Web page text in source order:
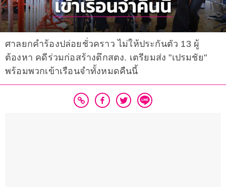
ศาลยกคำร้องปล่อยชั่วคราว ไม่ให้ประกันตัว 13 ผู้
ต้องหา คดีร่วมก่อสร้างตึกสตง. เตรียมส่ง "เปรมชัย"
พร้อมพวกเข้าเรือนจำทั้งหมดคืนนี้